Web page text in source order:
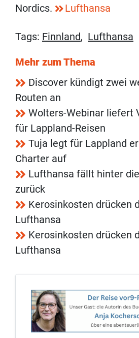
Nordics.
Lufthansa
Tags: Finnland, Lufthansa
Mehr zum Thema
Discover kündigt zwei
Routen an
Wolters-Webinar liefert
für Lappland-Reisen
Tuja legt für Lappland
Charter auf
Lufthansa fällt hinter
zurück
Kerosinkosten drücken
Lufthansa
Kerosinkosten drücken
Lufthansa